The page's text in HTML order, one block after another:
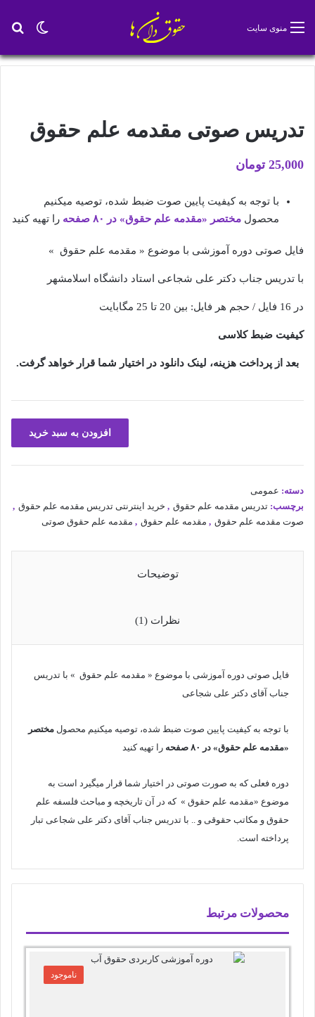
تغییر منوی سایت
تدریس صوتی مقدمه علم حقوق
25,000 تومان
با توجه به کیفیت پایین صوت ضبط شده، توصیه میکنیم
محصول مختصر «مقدمه علم حقوق» در ۸۰ صفحه را تهیه کنید
فایل صوتی دوره آموزشی با موضوع « مقدمه علم حقوق »
با تدریس جناب دکتر علی شجاعی استاد دانشگاه اسلامشهر
در 16 فایل / حجم هر فایل: بین 20 تا 25 مگابایت
کیفیت ضبط کلاسی
بعد از پرداخت هزینه، لینک دانلود در اختیار شما قرار خواهد گرفت.
افزودن به سبد خرید
دسته: عمومی
برچسب: تدریس مقدمه علم حقوق , خرید اینترنتی تدریس مقدمه علم حقوق ,
صوت مقدمه علم حقوق , مقدمه علم حقوق , مقدمه علم حقوق صوتی
توضیحات
نظرات (1)
فایل صوتی دوره آموزشی با موضوع « مقدمه علم حقوق » با تدریس
جناب آقای دکتر علی شجاعی
با توجه به کیفیت پایین صوت ضبط شده، توصیه میکنیم محصول مختصر
«مقدمه علم حقوق» در ۸۰ صفحه
را تهیه کنید
دوره فعلی که به صورت صوتی در اختیار شما قرار میگیرد است به
موضوع «مقدمه علم حقوق » که در آن تاریخچه و مباحث فلسفه علم
حقوق و مکاتب حقوقی و .. با تدریس جناب آقای دکتر علی شجاعی تبار
پرداخته است.
محصولات مرتبط
ناموجود